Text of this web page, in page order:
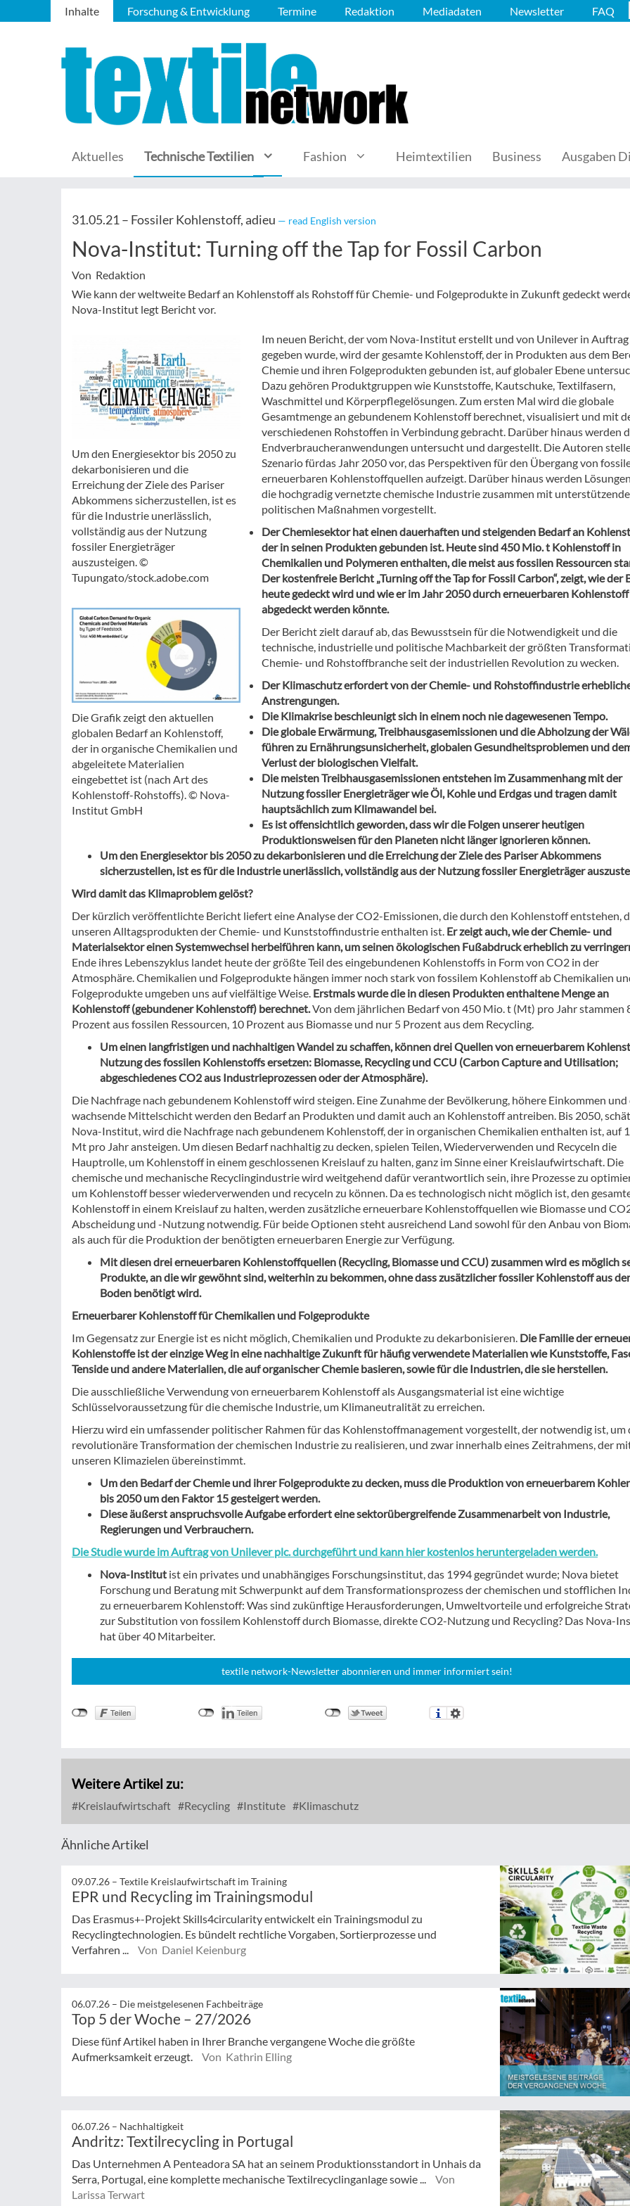
Inhalte Forschung & Entwicklung Termine Redaktion Mediadaten Newsletter FAQ
Aktuelles Technische Textilien Fashion Heimtextilien Business Ausgaben
31.05.21 – Fossiler Kohlenstoff, adieu — read English version
Nova-Institut: Turning off the Tap for Fossil Carbon
Von Redaktion
Wie kann der weltweite Bedarf an Kohlenstoff als Rohstoff für Chemie- und Folgeprodukte in Zukunft gedeckt
Nova-Institut legt Bericht vor.
Um den Energiesektor bis 2050 zu
dekarbonisieren und die
Erreichung der Ziele des Pariser
Abkommens sicherzustellen, ist es
für die Industrie unerlässlich,
vollständig aus der Nutzung
fossiler Energieträger
auszusteigen. ©
Tupungato/stock.adobe.com
Die Grafik zeigt den aktuellen
globalen Bedarf an Kohlenstoff,
der in organische Chemikalien und
abgeleitete Materialien
eingebettet ist (nach Art des
Kohlenstoff-Rohstoffs). © Nova-
Institut GmbH
Im neuen Bericht, der vom Nova-Institut erstellt und von Unilever in Auftrag
gegeben wurde, wird der gesamte Kohlenstoff, der in Produkten aus dem
Chemie und ihren Folgeprodukten gebunden ist, auf globaler Ebene
Dazu gehören Produktgruppen wie Kunststoffe, Kautschuke, Textilfasern,
Waschmittel und Körperpflegelösungen. Zum ersten Mal wird die globale
Gesamtmenge an gebundenem Kohlenstoff berechnet, visualisiert und mit
verschiedenen Rohstoffen in Verbindung gebracht. Darüber hinaus werden
Endverbraucheranwendungen untersucht und dargestellt. Die Autoren
Szenario fürdas Jahr 2050 vor, das Perspektiven für den Übergang von
erneuerbaren Kohlenstoffquellen aufzeigt. Darüber hinaus werden
die hochgradig vernetzte chemische Industrie zusammen mit
politischen Maßnahmen vorgestellt.
Der Chemiesektor hat einen dauerhaften und steigenden Bedarf an
der in seinen Produkten gebunden ist. Heute sind 450 Mio. t Kohlenstoff in
Chemikalien und Polymeren enthalten, die meist aus fossilen Ressourcen
Der kostenfreie Bericht „Turning off the Tap for Fossil Carbon“, zeigt, wie der
heute gedeckt wird und wie er im Jahr 2050 durch erneuerbaren Kohlenstoff
abgedeckt werden könnte.
Der Bericht zielt darauf ab, das Bewusstsein für die Notwendigkeit und die
technische, industrielle und politische Machbarkeit der größten
Chemie- und Rohstoffbranche seit der industriellen Revolution zu wecken.
Der Klimaschutz erfordert von der Chemie- und Rohstoffindustrie
Anstrengungen.
Die Klimakrise beschleunigt sich in einem noch nie dagewesenen Tempo.
Die globale Erwärmung, Treibhausgasemissionen und die Abholzung der
führen zu Ernährungsunsicherheit, globalen Gesundheitsproblemen und
Verlust der biologischen Vielfalt.
Die meisten Treibhausgasemissionen entstehen im Zusammenhang mit der
Nutzung fossiler Energieträger wie Öl, Kohle und Erdgas und tragen damit
hauptsächlich zum Klimawandel bei.
Es ist offensichtlich geworden, dass wir die Folgen unserer heutigen
Produktionsweisen für den Planeten nicht länger ignorieren können.
Um den Energiesektor bis 2050 zu dekarbonisieren und die Erreichung der Ziele des Pariser Abkommens
sicherzustellen, ist es für die Industrie unerlässlich, vollständig aus der Nutzung fossiler Energieträger
Wird damit das Klimaproblem gelöst?
Der kürzlich veröffentlichte Bericht liefert eine Analyse der CO2-Emissionen, die durch den Kohlenstoff entstehen,
unseren Alltagsprodukten der Chemie- und Kunststoffindustrie enthalten ist. Er zeigt auch, wie der Chemie- und
Materialsektor einen Systemwechsel herbeiführen kann, um seinen ökologischen Fußabdruck erheblich zu
Ende ihres Lebenszyklus landet heute der größte Teil des eingebundenen Kohlenstoffs in Form von CO2 in der
Atmosphäre. Chemikalien und Folgeprodukte hängen immer noch stark von fossilem Kohlenstoff ab Chemikalien
Folgeprodukte umgeben uns auf vielfältige Weise. Erstmals wurde die in diesen Produkten enthaltene Menge an
Kohlenstoff (gebundener Kohlenstoff) berechnet.Von dem jährlichen Bedarf von 450 Mio. t (Mt) pro Jahr stammen
Prozent aus fossilen Ressourcen, 10 Prozent aus Biomasse und nur 5 Prozent aus dem Recycling.
Um einen langfristigen und nachhaltigen Wandel zu schaffen, können drei Quellen von erneuerbarem
Nutzung des fossilen Kohlenstoffs ersetzen: Biomasse, Recycling und CCU (Carbon Capture and Utilisation;
abgeschiedenes CO2 aus Industrieprozessen oder der Atmosphäre).
Die Nachfrage nach gebundenem Kohlenstoff wird steigen. Eine Zunahme der Bevölkerung, höhere Einkommen und
wachsende Mittelschicht werden den Bedarf an Produkten und damit auch an Kohlenstoff antreiben. Bis 2050,
Nova-Institut, wird die Nachfrage nach gebundenem Kohlenstoff, der in organischen Chemikalien enthalten ist, auf
Mt pro Jahr ansteigen. Um diesen Bedarf nachhaltig zu decken, spielen Teilen, Wiederverwenden und Recyceln die
Hauptrolle, um Kohlenstoff in einem geschlossenen Kreislauf zu halten, ganz im Sinne einer Kreislaufwirtschaft. Die
chemische und mechanische Recyclingindustrie wird weitgehend dafür verantwortlich sein, ihre Prozesse zu
um Kohlenstoff besser wiederverwenden und recyceln zu können. Da es technologisch nicht möglich ist, den
Kohlenstoff in einem Kreislauf zu halten, werden zusätzliche erneuerbare Kohlenstoffquellen wie Biomasse und
Abscheidung und -Nutzung notwendig. Für beide Optionen steht ausreichend Land sowohl für den Anbau von
als auch für die Produktion der benötigten erneuerbaren Energie zur Verfügung.
Mit diesen drei erneuerbaren Kohlenstoffquellen (Recycling, Biomasse und CCU) zusammen wird es möglich
Produkte, an die wir gewöhnt sind, weiterhin zu bekommen, ohne dass zusätzlicher fossiler Kohlenstoff aus
Boden benötigt wird.
Erneuerbarer Kohlenstoff für Chemikalien und Folgeprodukte
Im Gegensatz zur Energie ist es nicht möglich, Chemikalien und Produkte zu dekarbonisieren. Die Familie der
Kohlenstoffe ist der einzige Weg in eine nachhaltige Zukunft für häufig verwendete Materialien wie Kunststoffe,
Tenside und andere Materialien, die auf organischer Chemie basieren, sowie für die Industrien, die sie herstellen.
Die ausschließliche Verwendung von erneuerbarem Kohlenstoff als Ausgangsmaterial ist eine wichtige
Schlüsselvoraussetzung für die chemische Industrie, um Klimaneutralität zu erreichen.
Hierzu wird ein umfassender politischer Rahmen für das Kohlenstoffmanagement vorgestellt, der notwendig ist, um
revolutionäre Transformation der chemischen Industrie zu realisieren, und zwar innerhalb eines Zeitrahmens, der
unseren Klimazielen übereinstimmt.
Um den Bedarf der Chemie und ihrer Folgeprodukte zu decken, muss die Produktion von erneuerbarem
bis 2050 um den Faktor 15 gesteigert werden.
Diese äußerst anspruchsvolle Aufgabe erfordert eine sektorübergreifende Zusammenarbeit von Industrie,
Regierungen und Verbrauchern.
Die Studie wurde im Auftrag von Unilever plc. durchgeführt und kann hier kostenlos heruntergeladen werden.
Nova-Institut ist ein privates und unabhängiges Forschungsinstitut, das 1994 gegründet wurde; Nova bietet
Forschung und Beratung mit Schwerpunkt auf dem Transformationsprozess der chemischen und stofflichen
zu erneuerbarem Kohlenstoff: Was sind zukünftige Herausforderungen, Umweltvorteile und erfolgreiche
zur Substitution von fossilem Kohlenstoff durch Biomasse, direkte CO2-Nutzung und Recycling? Das Nova-
hat über 40 Mitarbeiter.
textile network-Newsletter abonnieren und immer informiert sein!
Weitere Artikel zu:
Kreislaufwirtschaft Recycling Institute Klimaschutz
Ähnliche Artikel
09.07.26 – Textile Kreislaufwirtschaft im Training
EPR und Recycling im Trainingsmodul
Das Erasmus+-Projekt Skills4circularity entwickelt ein Trainingsmodul zu
Recyclingtechnologien. Es bündelt rechtliche Vorgaben, Sortierprozesse und
Verfahren ...
Von Daniel Keienburg
06.07.26 – Die meistgelesenen Fachbeiträge
Top 5 der Woche – 27/2026
Diese fünf Artikel haben in Ihrer Branche vergangene Woche die größte
Aufmerksamkeit erzeugt.
Von Kathrin Elling
06.07.26 – Nachhaltigkeit
Andritz: Textilrecycling in Portugal
Das Unternehmen A Penteadora SA hat an seinem Produktionsstandort in Unhais da
Serra, Portugal, eine komplette mechanische Textilrecyclinganlage sowie ...
Von
Larissa Terwart